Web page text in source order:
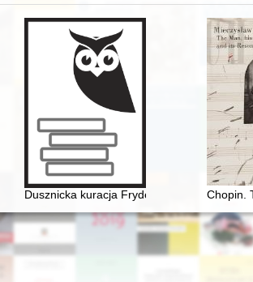
do badań nad rodziną Tytusa
Dusznicka kuracja Fryderyka Chopina wChopin.